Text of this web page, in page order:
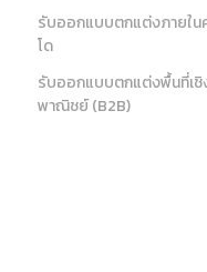
รับออกแบบตกแต่งภายใน
โด
รับออกแบบตกแต่งพื้นที่เชิ
พาณิชย์ (B2B)